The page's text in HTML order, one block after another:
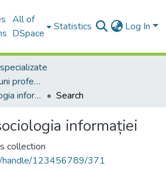
All of
DSpace
Statistics Log In
Comunicări la reuniuni profesionale
Utilizarea și sociologia informației
Search
informației
collection
123456789/371